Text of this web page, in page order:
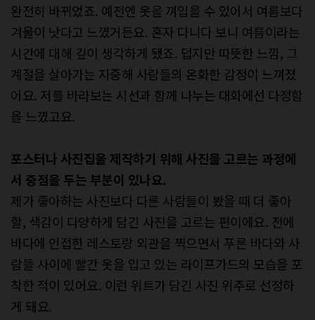
완전히 바뀌었죠. 예전엔 옷을 껴입을 수 있어서 여름보다
겨울이 낫다고 느꼈거든요. 혼자 다니다 보니 여름이라는
시간에 대해 깊이 생각하게 됐죠. 덥지만 따뜻한 느낌, 그
계절을 살아가는 지중해 사람들의 온화한 감정이 느껴졌
어요. 저를 바라보는 시선과 함께 나누는 대화에선 다정함
을 느꼈고요.
포스터나 사진집을 제작하기 위해 사진을 고르는 과정에
서 중점을 두는 부분이 있나요.
제가 좋아하는 사진보다 다른 사람들이 봤을 때 더 좋아
할, 색감이 다양하게 담긴 사진을 고르는 편이에요. 전에
바다에 인접한 레스토랑 외관을 찍으면서 푸른 바다와 사
람들 사이에 빨간 옷을 입고 있는 라이프가드의 모습을 포
착한 적이 있어요. 이런 위트가 담긴 사진 위주로 선정하
게 돼요.